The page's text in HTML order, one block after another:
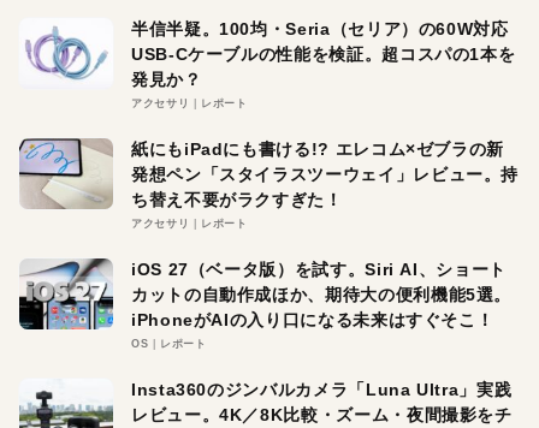
半信半疑。100均・Seria（セリア）の60W対応
USB-Cケーブルの性能を検証。超コスパの1本を
発見か？
アクセサリ レポート
紙にもiPadにも書ける!? エレコム×ゼブラの新
発想ペン「スタイラスツーウェイ」レビュー。持
ち替え不要がラクすぎた！
アクセサリ レポート
iOS 27（ベータ版）を試す。Siri AI、ショート
カットの自動作成ほか、期待大の便利機能5選。
iPhoneがAIの入り口になる未来はすぐそこ！
OS レポート
Insta360のジンバルカメラ「Luna Ultra」実践
レビュー。4K／8K比較・ズーム・夜間撮影をチ